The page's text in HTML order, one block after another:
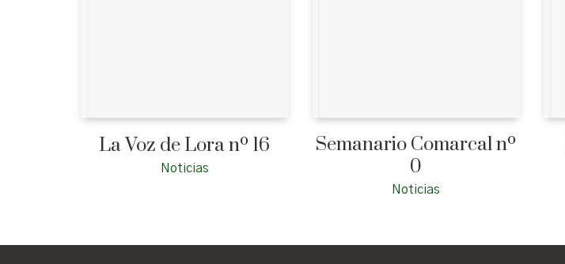
La Voz de Lora nº 16
Noticias
Semanario Comarcal nº
0
Noticias